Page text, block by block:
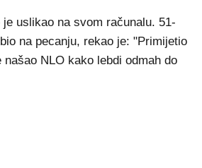
uslikao na svom računalu. 51-
na pecanju, rekao je: "Primijetio
NLO kako lebdi odmah do